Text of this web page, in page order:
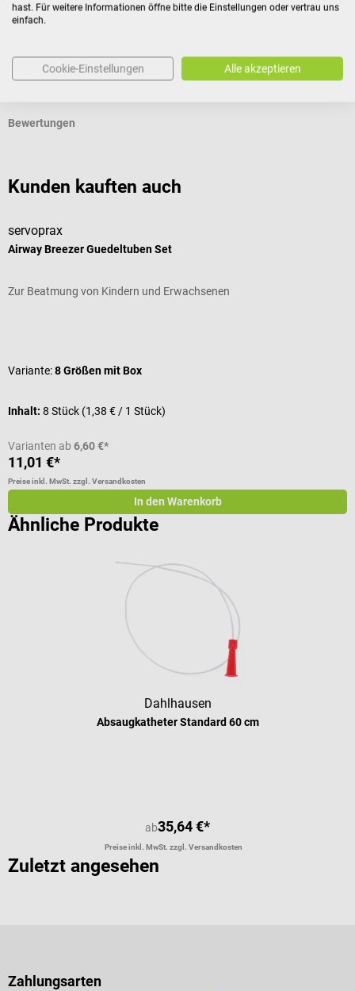
Produktidentifikation
Dokumente
Bewertungen
Kunden kauften auch
servoprax
Airway Breezer Guedeltuben Set
Zur Beatmung von Kindern und Erwachsenen
Variante:8 Größen mit Box
Inhalt: 8 Stück (1,38 € / 1 Stück)
Varianten ab 6,60 €*
11,01 €*
Preise inkl. MwSt. zzgl. Versandkosten
In den Warenkorb
Ähnliche Produkte
Dahlhausen
Absaugkatheter Standard 60 cm
ab35,64 €*
Preise inkl. MwSt. zzgl. Versandkosten
Zuletzt angesehen
Zahlungsarten
hast. Für weitere Informationen öffne bitte die Einstellungen oder vertrau uns
einfach.
Cookie-Einstellungen Alle akzeptieren